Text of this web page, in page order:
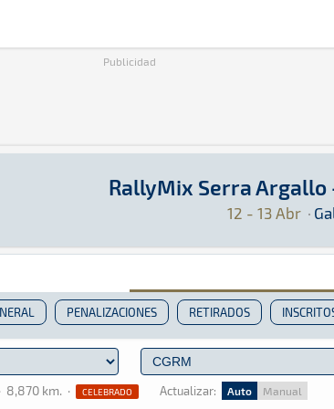
Publicidad
Serra Argallo - Figueiró 2025
RallyMix Serra Argallo
12 - 13 Abr ·
RallyMix Serra Argallo - Figueiró
PENALIZACIONES RETIRADOS
· 8,870 km. · CELEBRADO Actualizar: Auto Manual